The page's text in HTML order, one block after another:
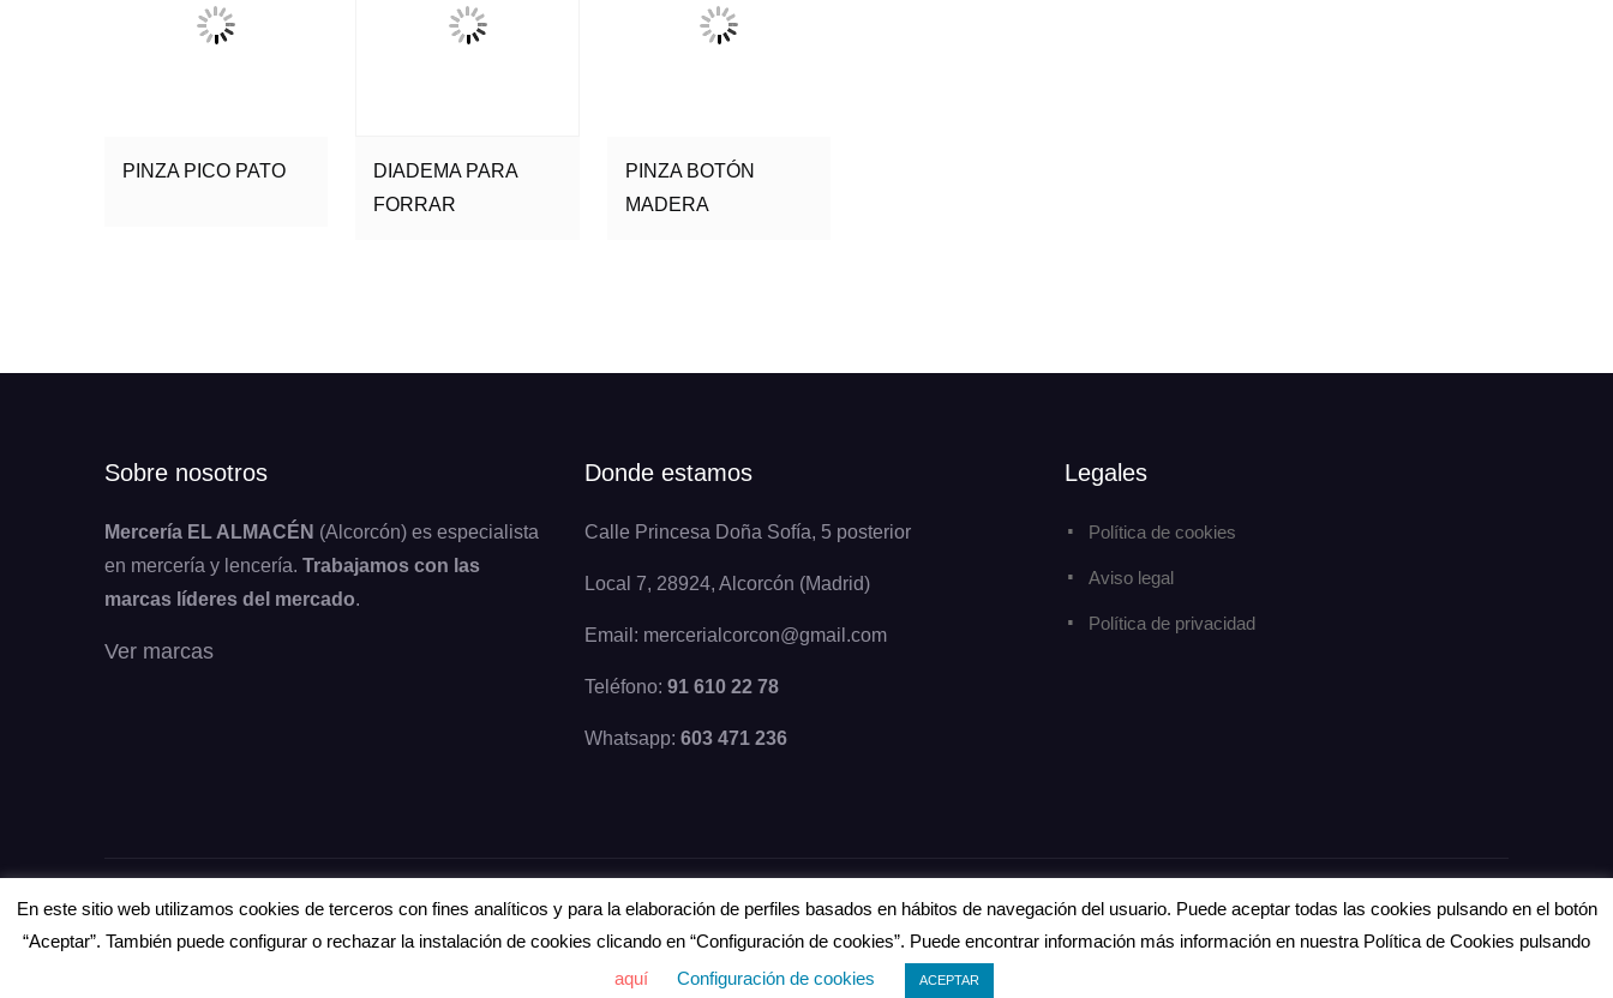
PINZA PICO PATO
DIADEMA PARA
FORRAR
PINZA BOTÓN
MADERA
Sobre nosotros
Mercería EL ALMACÉN (Alcorcón) es especialista
en mercería y lencería. Trabajamos con las
marcas líderes del mercado.
Ver marcas
Donde estamos
Calle Princesa Doña Sofía, 5 posterior
Local 7, 28924, Alcorcón (Madrid)
Email: mercerialcorcon@gmail.com
Teléfono: 91 610 22 78
Whatsapp: 603 471 236
Legales
Política de cookies
Aviso legal
Política de privacidad
Copyright © Todos los derechos reservados. eCommerce Gem porProDesigns
En este sitio web utilizamos cookies de terceros con fines analíticos y para la elaboración de perfiles basados en hábitos de navegación del usuario. Puede aceptar todas las cookies pulsando en el botón
“Aceptar”. También puede configurar o rechazar la instalación de cookies clicando en “Configuración de cookies”. Puede encontrar información más información en nuestra Política de Cookies pulsando
aquí
Configuración de cookies ACEPTAR